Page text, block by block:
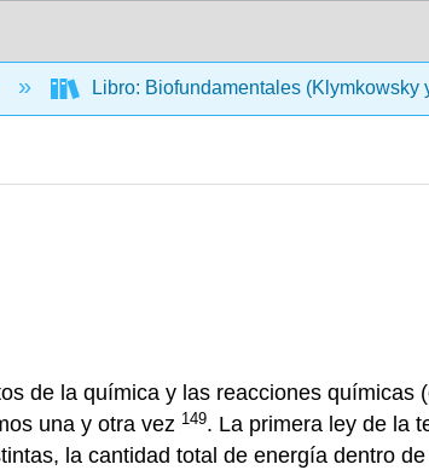
Libro: Biofundamentales (Klymkowsky
de la química y las reacciones químicas
una y otra vez 149. La primera ley de la
la cantidad total de energía dentro